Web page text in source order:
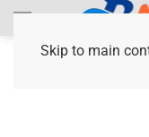
Skip to main